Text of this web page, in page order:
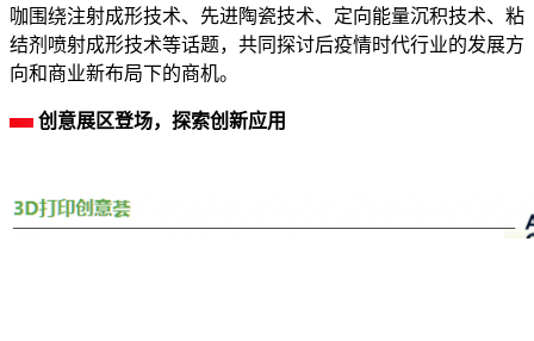
咖围绕注射成形技术、先进陶瓷技术、定向能量沉积技术、粘
结剂喷射成形技术等话题，共同探讨后疫情时代行业的发展方
向和商业新布局下的商机。
创意展区登场，探索创新应用